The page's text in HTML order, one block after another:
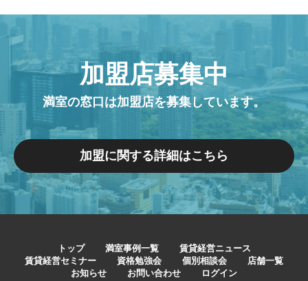
加盟店募集中
満室の窓口は加盟店を募集しています。
加盟に関する詳細はこちら
トップ 満室事例一覧
賃貸経営ニュース
賃貸経営セミナー
資格勉強会 個別相談会
店舗一覧
お知らせ
お問い合わせ ログイン